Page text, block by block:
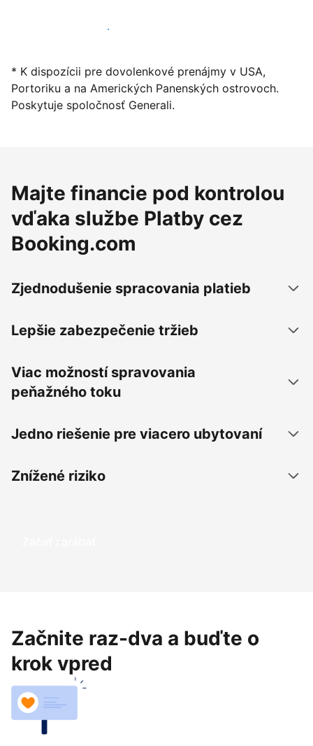
Začať ponúkať svoje ubytovanie
* K dispozícii pre dovolenkové prenájmy v USA,
Portoriku a na Amerických Panenských ostrovoch.
Poskytuje spoločnosť Generali.
Majte financie pod kontrolou
vďaka službe Platby cez
Booking.com
Zjednodušenie spracovania platieb
Lepšie zabezpečenie tržieb
Viac možností spravovania
peňažného toku
Jedno riešenie pre viacero ubytovaní
Znížené riziko
Začať zarábať
Začnite raz-dva a buďte o
krok vpred